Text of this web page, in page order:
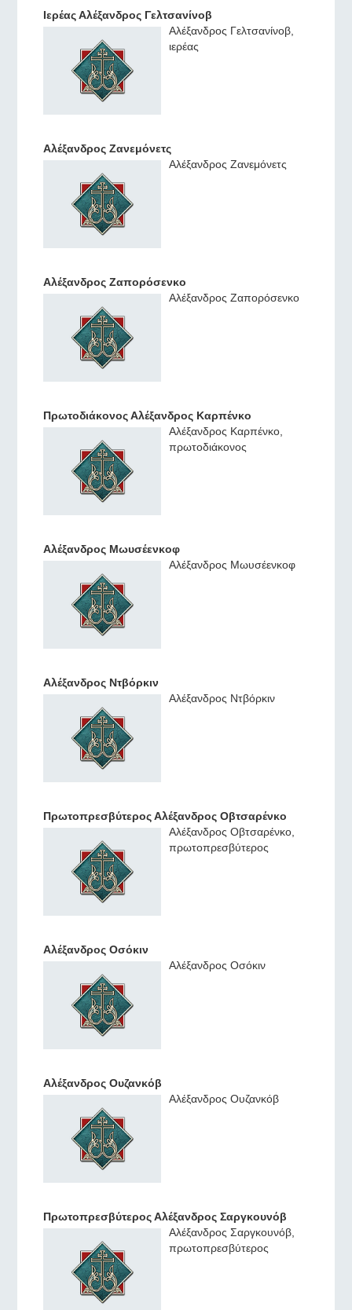
Ιερέας Αλέξανδρος Γελτσανίνοβ
Αλέξανδρος Γελτσανίνοβ,
ιερέας
Αλέξανδρος Ζανεμόνετς
Αλέξανδρος Ζανεμόνετς
Αλέξανδρος Ζαπορόσενκο
Αλέξανδρος Ζαπορόσενκο
Πρωτοδιάκονος Αλέξανδρος Καρπένκο
Αλέξανδρος Καρπένκο,
πρωτοδιάκονος
Αλέξανδρος Μωυσέενκοφ
Αλέξανδρος Μωυσέενκοφ
Αλέξανδρος Ντβόρκιν
Αλέξανδρος Ντβόρκιν
Πρωτοπρεσβύτερος Αλέξανδρος Οβτσαρένκο
Αλέξανδρος Οβτσαρένκο,
πρωτοπρεσβύτερος
Αλέξανδρος Οσόκιν
Αλέξανδρος Οσόκιν
Αλέξανδρος Ουζανκόβ
Αλέξανδρος Ουζανκόβ
Πρωτοπρεσβύτερος Αλέξανδρος Σαργκουνόβ
Αλέξανδρος Σαργκουνόβ,
πρωτοπρεσβύτερος